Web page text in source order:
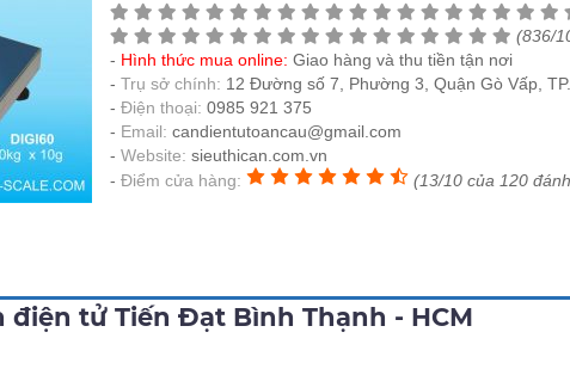
(836/
Hình thức mua online: Giao hàng và thu tiền tận nơi
Trụ sở chính: 12 Đường số 7, Phường 3, Quận Gò Vấp,
Điện thoại: 0985 921 375
Email: candientutoancau@gmail.com
Website: sieuthican.com.vn
Điểm cửa hàng:
(13/10 của 120
điện tử Tiến Đạt Bình Thạnh - HCM